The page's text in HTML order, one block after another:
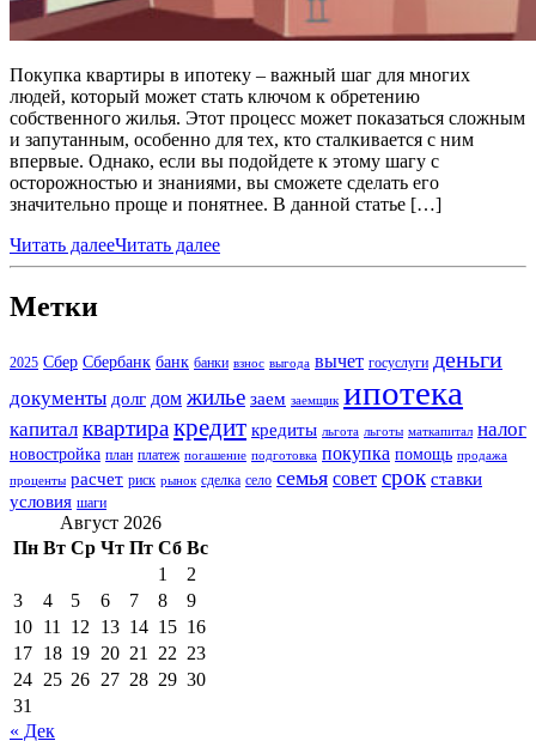
Покупка квартиры в ипотеку – важный шаг для многих
людей, который может стать ключом к обретению
собственного жилья. Этот процесс может показаться сложным
и запутанным, особенно для тех, кто сталкивается с ним
впервые. Однако, если вы подойдете к этому шагу с
осторожностью и знаниями, вы сможете сделать его
значительно проще и понятнее. В данной статье […]
Читать далееЧитать далее
Метки
2025 Сбер Сбербанк банк банки взнос выгода вычет госуслуги деньги
документы долг дом жилье заем заемщик ипотека
капитал квартиракредит кредиты льгота льготы маткапитал налог
новостройка план платеж погашение подготовка покупка помощь продажа
проценты расчет риск рынок сделка село семья совет срок ставки
условия шаги
Август 2026
Пн Вт Ср Чт Пт Сб Вс
1
2
3
4 5 6 7 8
9
10 11 12 13 14 15 16
17 18 19 20 21 22 23
24 25 26 27 28 29 30
31
« Дек